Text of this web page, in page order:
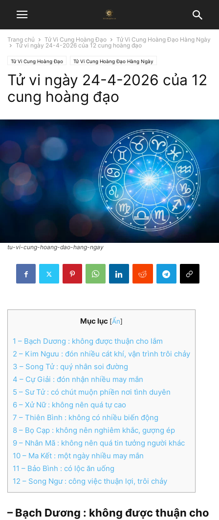
Trang chủ Tử Vi Cung Hoàng Đạo
Tử Vi Cung Hoàng Đạo Hàng Ngày
Tử vi ngày 24-4-2026 của 12 cung hoàng đạo
Tử Vi Cung Hoàng Đạo Tử Vi Cung Hoàng Đạo Hàng Ngày
Tử vi ngày 24-4-2026 của 12
cung hoàng đạo
tu-vi-cung-hoang-dao-hang-ngay
Mục lục [Ẩn]
1 – Bạch Dương : không được thuận cho lắm
2 – Kim Ngưu : đón nhiều cát khí, vận trình trôi chảy
3 – Song Tử : quý nhân soi đường
4 – Cự Giải : đón nhận nhiều may mắn
5 – Sư Tử : có chút muộn phiền nơi tình duyên
6 – Xử Nữ : không nên quá tự cao
7 – Thiên Bình : không có nhiều biến động
8 – Bọ Cạp : không nên nghiêm khắc, gượng ép
9 – Nhân Mã : không nên quá tin tưởng người khác
10 – Ma Kết : một ngày nhiều may mắn
11 – Bảo Bình : có lộc ăn uống
12 – Song Ngư : công việc thuận lợi, trôi chảy
– Bạch Dương : không được thuận cho